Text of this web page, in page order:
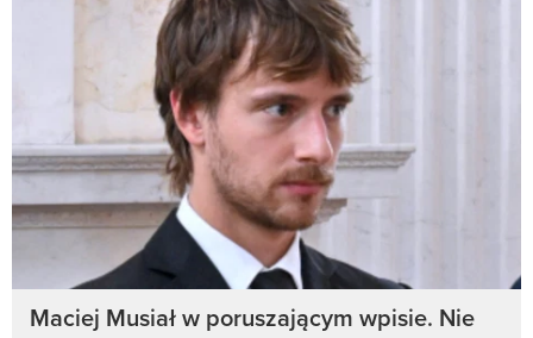
Maciej Musiał w poruszającym wpisie. Nie